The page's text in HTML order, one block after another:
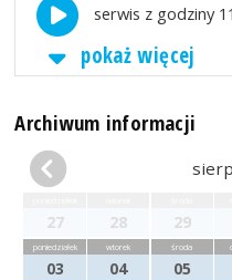
serwis z godziny
pokaż więcej
Archiwum informacji
27 28 29
poniedziałek
03
wtorek
04
środa
05